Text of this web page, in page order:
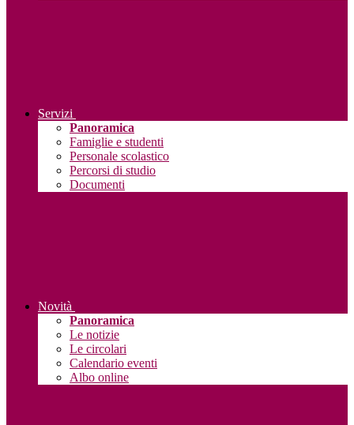
Servizi
Panoramica
Famiglie e studenti
Personale scolastico
Percorsi di studio
Documenti
Novità
Panoramica
Le notizie
Le circolari
Calendario eventi
Albo online